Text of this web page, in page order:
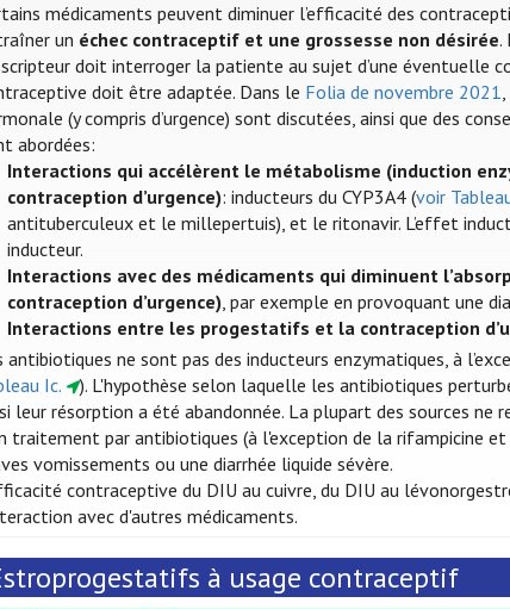
médicaments peuvent diminuer l’efficacité des
un échec contraceptif et une grossesse non désirée.
doit interroger la patiente au sujet d’une éventuelle
doit être adaptée. Dans le Folia de novembre 2021
(y compris d’urgence) sont discutées, ainsi que des
abordées:
Interactions qui accélèrent le métabolisme (induction
contraception d’urgence): inducteurs du CYP3A4 (voir
antituberculeux et le millepertuis), et le ritonavir. L’effet
inducteur.
Interactions avec des médicaments qui diminuent
contraception d’urgence), par exemple en provoquant une
Interactions entre les progestatifs et la contraception
antibiotiques ne sont pas des inducteurs enzymatiques, à
Ic.
). L'hypothèse selon laquelle les antibiotiques
leur résorption a été abandonnée. La plupart des sources
traitement par antibiotiques (à l'exception de la rifampicine
vomissements ou une diarrhée liquide sévère.
contraceptive du DIU au cuivre, du DIU au
avec d'autres médicaments.
à usage contraceptif